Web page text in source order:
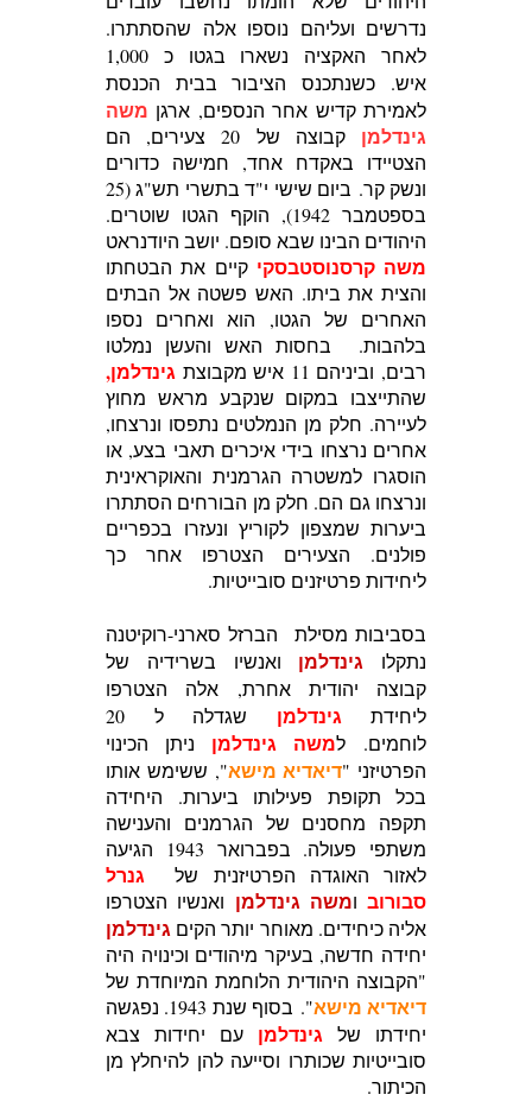
נדרשים ועליהם נוספו אלה שהסתתרו.
לאחר האקציה נשארו בגטו כ 1,000
איש.כשנתכנס הציבור בבית הכנסת
לאמירת קדיש אחר הנספים, ארגן משה
גינדלמן
קבוצה של 20 צעירים, הם
הצטיידו באקדח אחד, חמישה כדורים
ונשק קר.
ביום שישי י"ד בתשרי תש"ג (25
בספטמבר 1942), הוקף הגטו שוטרים.
היהודים הבינו שבא סופם. יושב היודנראט
משה קרסנוסטבסקי קיים את הבטחתו
והצית את ביתו. האש פשטה אל הבתים
האחרים של הגטו, הוא ואחרים נספו
בלהבות. בחסות האש והעשן נמלטו
רבים, וביניהם 11 איש מקבוצת
גינדלמן,
שהתייצבו במקום שנקבע מראש מחוץ
לעיירה. חלק מן הנמלטים נתפסו ונרצחו,
אחרים נרצחו בידי איכרים תאבי בצע, או
הוסגרו למשטרה הגרמנית והאוקראינית
ונרצחו גם הם. חלק מן הבורחים הסתתרו
ביערות שמצפון לקוריץ ונעזרו בכפריים
פולנים. הצעירים הצטרפו אחר כך
ליחידות פרטיזנים סובייטיות.
בסביבות מסילת הברזל סארני-רוקיטנה
נתקלו גינדלמן ואנשיו בשרידיה של
קבוצה יהודית אחרת, אלה הצטרפו
ליחידתגינדלמן
שגדלה ל 20
לוחמים. למשה גינדלמן ניתן הכינוי
הפרטיזני "דיאדיא מישא", ששימש אותו
בכל תקופת פעילותו ביערות. היחידה
תקפה מחסנים של הגרמנים והענישה
משתפי פעולה. בפברואר 1943 הגיעה
לאזור האוגדה הפרטיזנית של גנרל
סבורוב ומשה גינדלמן ואנשיו הצטרפו
אליה כיחידים. מאוחר יותר הקים גינדלמן
יחידה חדשה, בעיקר מיהודים וכינויה היה
"הקבוצה היהודית הלוחמת המיוחדת של
דיאדיא מישא".
בסוף שנת 1943. נפגשה
יחידתו של גינדלמן עם יחידות צבא
סובייטיות שכותרו וסייעה להן להיחלץ מן
הכיתור.